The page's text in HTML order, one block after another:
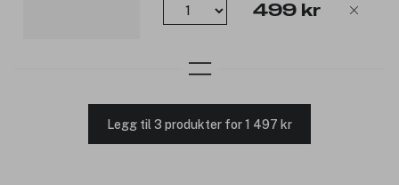
499 kr
Legg til 3 produkter for 1 497 kr